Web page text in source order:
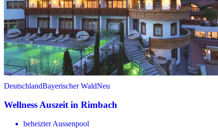
DeutschlandBayerischer WaldNeu
Wellness Auszeit in Rimbach
beheizter Aussenpool